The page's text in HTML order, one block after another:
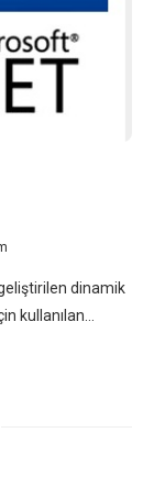
dinamik
kullanılan…